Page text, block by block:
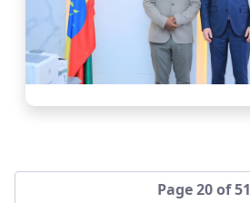
Page 20 of 51